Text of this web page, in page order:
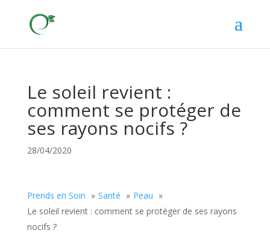
Le soleil revient :
comment se protéger de
ses rayons nocifs ?
28/04/2020
Prends en Soin Santé
Peau
Le soleil revient : comment se protéger de ses rayons
nocifs ?